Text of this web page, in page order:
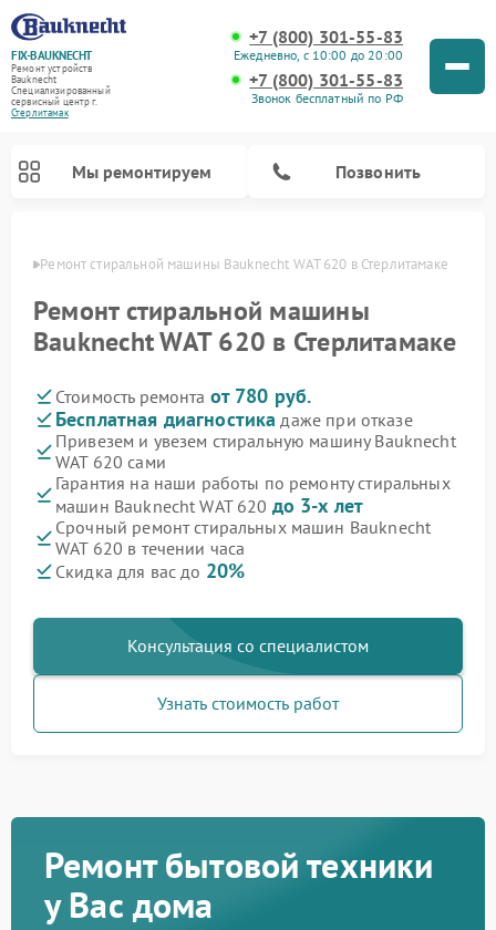
FIX-BAUKNECHT
Ремонт устройств
Bauknecht
Специализированный
cервисный центр г.
Стерлитамак
+7 (800) 301-55-83
Ежедневно, с 10:00 до 20:00
+7 (800) 301-55-83
Звонок бесплатный по РФ
Мы ремонтируем Позвонить
Ремонт стиральной машины Bauknecht WAT 620 в Стерлитамаке
Ремонт стиральной машины
Bauknecht WAT 620 в Стерлитамаке
Стоимость ремонта от 780 руб.
Бесплатная диагностика даже при отказе
Привезем и увезем стиральную машину Bauknecht
WAT 620 сами
Гарантия на наши работы по ремонту стиральных
машин Bauknecht WAT 620 до 3-х лет
Срочный ремонт стиральных машин Bauknecht
WAT 620 в течении часа
Скидка для вас до 20%
Консультация со специалистом
Узнать стоимость работ
Ремонт бытовой техники
у Вас дома